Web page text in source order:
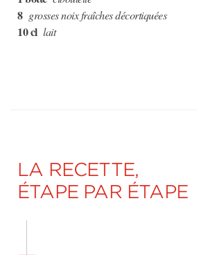
8 grosses noix fraîches décortiquées
10 cl lait
LA RECETTE,
ÉTAPE PAR ÉTAPE